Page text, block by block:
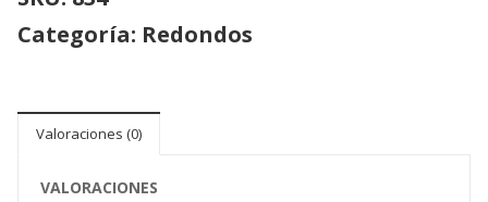
Categoría: Redondos
Valoraciones (0)
VALORACIONES